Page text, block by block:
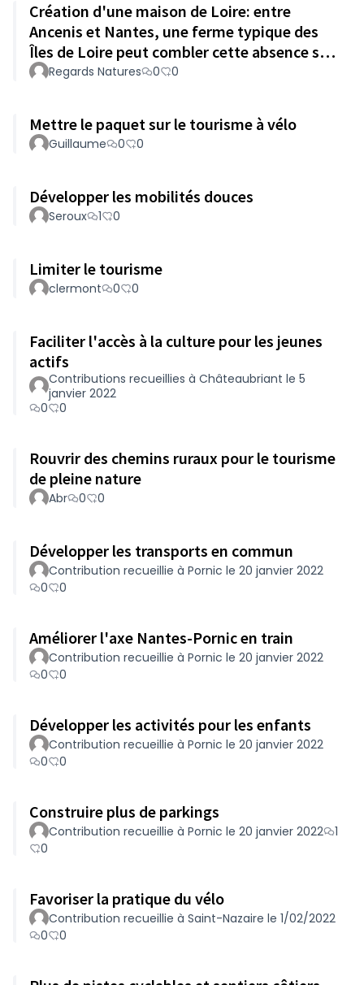
Création d'une maison de Loire: entre
Ancenis et Nantes, une ferme typique des
Îles de Loire peut combler cette absence sur
le département.
Regards Natures 0 0
Mettre le paquet sur le tourisme à vélo
Guillaume 0 0
Développer les mobilités douces
Seroux 1 0
Limiter le tourisme
clermont 0 0
Faciliter l'accès à la culture pour les jeunes
actifs
Contributions recueillies à Châteaubriant le 5
janvier 2022
0
0
Rouvrir des chemins ruraux pour le tourisme
de pleine nature
Abr 0 0
Développer les transports en commun
Contribution recueillie à Pornic le 20 janvier 2022
0
0
Améliorer l'axe Nantes-Pornic en train
Contribution recueillie à Pornic le 20 janvier 2022
0
0
Développer les activités pour les enfants
Contribution recueillie à Pornic le 20 janvier 2022
0
0
Construire plus de parkings
Contribution recueillie à Pornic le 20 janvier 2022
1
0
Favoriser la pratique du vélo
Contribution recueillie à Saint-Nazaire le 1/02/2022
0
0